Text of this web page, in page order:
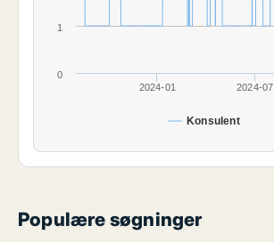
Konsulent
2024-01 2024-07
0
1
Populære søgninger